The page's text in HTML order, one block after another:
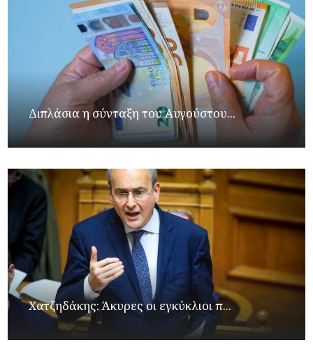
Διπλάσια η σύνταξη του Αυγούστου...
Xατζηδάκης: Άκυρες οι εγκύκλιοι π...